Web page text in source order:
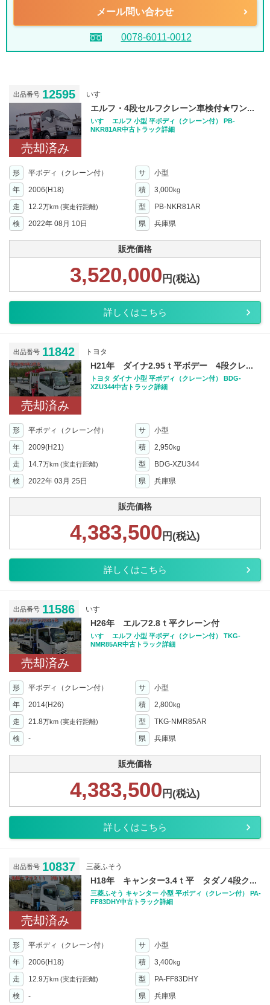
メール問い合わせ
0078-6011-0012
出品番号 12595 いすゞ
売却済み
エルフ・4段セルフクレーン車検付★ワン...
いすゞ エルフ 小型 平ボディ（クレーン付） PB-
NKR81AR中古トラック詳細
形 平ボディ（クレーン付） サ
小型
年
2006(H18) 積 3,000kg
走 12.2万km (実走行距離) 型
PB-NKR81AR
検
2022年 08月 10日 県 兵庫県
販売価格
3,520,000 円(税込)
詳しくはこちら
出品番号 11842 トヨタ
売却済み
H21年 ダイナ2.95ｔ平ボデー 4段クレ...
トヨタ ダイナ 小型 平ボディ（クレーン付） BDG-
XZU344中古トラック詳細
形 平ボディ（クレーン付） サ
小型
年
2009(H21) 積 2,950kg
走 14.7万km (実走行距離) 型
BDG-XZU344
検
2022年 03月 25日 県 兵庫県
販売価格
4,383,500 円(税込)
詳しくはこちら
出品番号 11586 いすゞ
売却済み
H26年 エルフ2.8ｔ平クレーン付
いすゞ エルフ 小型 平ボディ（クレーン付） TKG-
NMR85AR中古トラック詳細
形 平ボディ（クレーン付） サ
小型
年
2014(H26) 積 2,800kg
走 21.8万km (実走行距離) 型
TKG-NMR85AR
検
- 県 兵庫県
販売価格
4,383,500 円(税込)
詳しくはこちら
出品番号 10837 三菱ふそう
売却済み
H18年 キャンター3.4ｔ平 タダノ4段ク...
三菱ふそう キャンター 小型 平ボディ（クレーン付） PA-
FF83DHY中古トラック詳細
形 平ボディ（クレーン付） サ
小型
年
2006(H18) 積 3,400kg
走 12.9万km (実走行距離) 型
PA-FF83DHY
検
- 県 兵庫県